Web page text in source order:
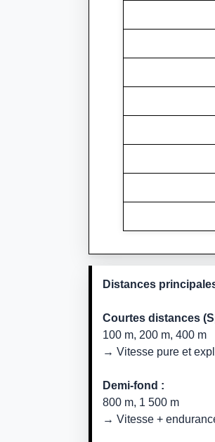
Distances
Courtes distances
100 m, 200 m, 400 m
→ Vitesse pure et
Demi-fond :
800 m, 1 500 m
→ Vitesse +